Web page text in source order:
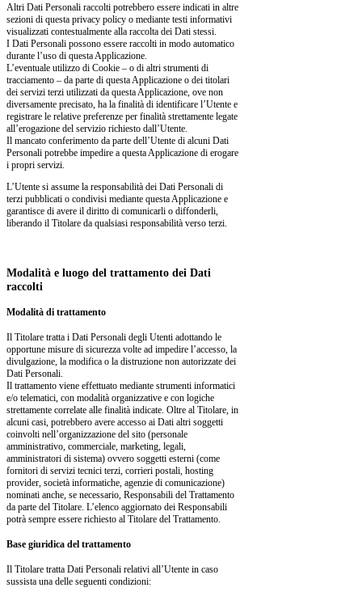
Altri Dati Personali raccolti potrebbero essere indicati in altre
sezioni di questa privacy policy o mediante testi informativi
visualizzati contestualmente alla raccolta dei Dati stessi.
I Dati Personali possono essere raccolti in modo automatico
durante l’uso di questa Applicazione.
L’eventuale utilizzo di Cookie – o di altri strumenti di
tracciamento – da parte di questa Applicazione o dei titolari
dei servizi terzi utilizzati da questa Applicazione, ove non
diversamente precisato, ha la finalità di identificare l’Utente e
registrare le relative preferenze per finalità strettamente legate
all’erogazione del servizio richiesto dall’Utente.
Il mancato conferimento da parte dell’Utente di alcuni Dati
Personali potrebbe impedire a questa Applicazione di erogare
i propri servizi.
L’Utente si assume la responsabilità dei Dati Personali di
terzi pubblicati o condivisi mediante questa Applicazione e
garantisce di avere il diritto di comunicarli o diffonderli,
liberando il Titolare da qualsiasi responsabilità verso terzi.
Modalità e luogo del trattamento dei Dati
raccolti
Modalità di trattamento
Il Titolare tratta i Dati Personali degli Utenti adottando le
opportune misure di sicurezza volte ad impedire l’accesso, la
divulgazione, la modifica o la distruzione non autorizzate dei
Dati Personali.
Il trattamento viene effettuato mediante strumenti informatici
e/o telematici, con modalità organizzative e con logiche
strettamente correlate alle finalità indicate. Oltre al Titolare, in
alcuni casi, potrebbero avere accesso ai Dati altri soggetti
coinvolti nell’organizzazione del sito (personale
amministrativo, commerciale, marketing, legali,
amministratori di sistema) ovvero soggetti esterni (come
fornitori di servizi tecnici terzi, corrieri postali, hosting
provider, società informatiche, agenzie di comunicazione)
nominati anche, se necessario, Responsabili del Trattamento
da parte del Titolare. L’elenco aggiornato dei Responsabili
potrà sempre essere richiesto al Titolare del Trattamento.
Base giuridica del trattamento
Il Titolare tratta Dati Personali relativi all’Utente in caso
sussista una delle seguenti condizioni: